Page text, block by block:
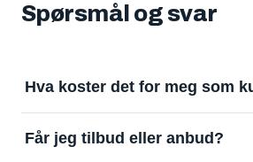
Spørsmål og svar
Hva koster det for meg som
å motta svar. Tjenesten
Får jeg tilbud eller anbud?